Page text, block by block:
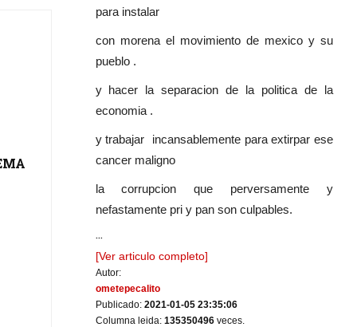
para instalar
con morena el movimiento de mexico y su
pueblo .
y hacer la separacion de la politica de la
economia .
y trabajar incansablemente para extirpar ese
cancer maligno
la corrupcion que perversamente y
nefastamente pri y pan son culpables.
...
[Ver articulo completo]
Autor:
ometepecalito
Publicado: 2021-01-05 23:35:06
Columna leida: 135350496veces.